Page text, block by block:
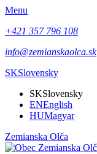
Menu
+421 357 796 108
info@zemianskaolca.sk
SKSlovensky
SKSlovensky
ENEnglish
HUMagyar
Zemianska Olča